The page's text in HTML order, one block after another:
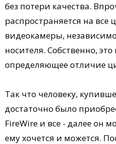
без потери качества.
распространяется на все
видеокамеры,
носителя. Собственно,
определяющее отличие
Так что человеку,
достаточно было
FireWire и все - далее он
ему хочется и можется.